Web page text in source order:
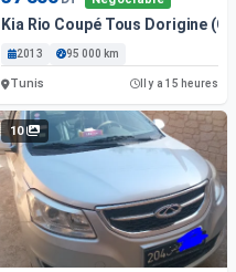
Kia Rio Coupé Tous Dorigine
2013 95 000 km
Tunis Il y a 15 heures
10